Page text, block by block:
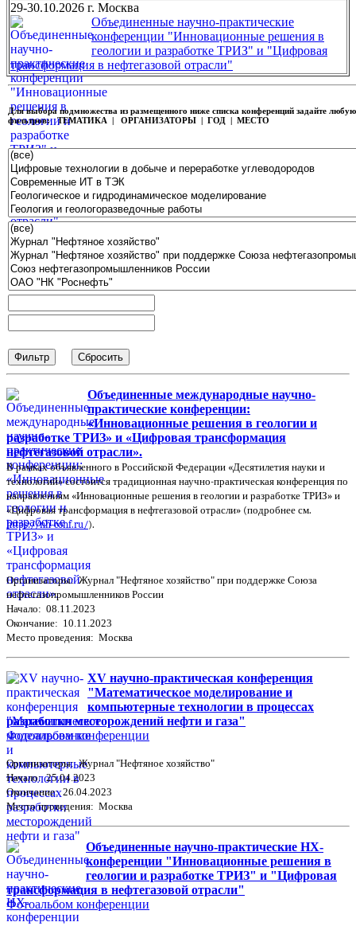
29-30.10.2026 г. Москва
Объединенные научно-практические
конференции "Инновационные решения в
геологии и разработке ТРИЗ" и "Цифровая
трансформация в нефтегазовой отрасли"
Для выбора подмножества из размещенного ниже списка конференций задайте
фильтров:ТЕМАТИКА | ОРГАНИЗАТОРЫ | ГОД | МЕСТО
Объединенные международные научно-
практические конференции:
«Инновационные решения в геологии и
разработке ТРИЗ» и «Цифровая трансформация
нефтегазовой отрасли».
В рамках объявленного в Российской Федерации «Десятилетия науки и
технологий» состоится традиционная научно-практическая конференция по
направлениям «Инновационные решения в геологии и разработке ТРИЗ» и
«Цифровая трансформация в нефтегазовой отрасли» (подробнее см.
https://nh-conf.ru/).
Организаторы: Журнал "Нефтяное хозяйство" при поддержке Союза
нефтегазопромышленников России
Начало: 08.11.2023
Окончание: 10.11.2023
Место проведения: Москва
XV научно-практическая конференция
"Математическое моделирование и
компьютерные технологии в процессах
разработки месторождений нефти и газа"
Фотоальбом конференции
Организаторы: Журнал "Нефтяное хозяйство"
Начало: 25.04.2023
Окончание: 26.04.2023
Место проведения: Москва
Объединенные научно-практические НХ-
конференции "Инновационные решения в
геологии и разработке ТРИЗ" и "Цифровая
трансформация в нефтегазовой отрасли"
Фотоальбом конференции